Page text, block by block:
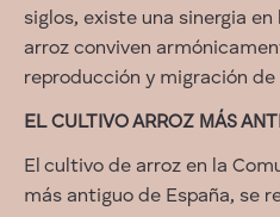
siglos, existe una sinergia
arroz conviven
reproducción y migración de
EL CULTIVO ARROZ MÁS
El cultivo de arroz en la
más antiguo de España, se